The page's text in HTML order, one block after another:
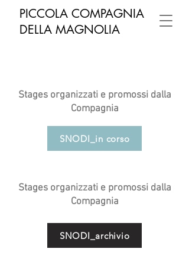
PICCOLA COMPAGNIA
DELLA MAGNOLIA
Stages organizzati e promossi dalla
Compagnia
SNODI_in corso
Stages organizzati e promossi dalla
Compagnia
SNODI_archivio